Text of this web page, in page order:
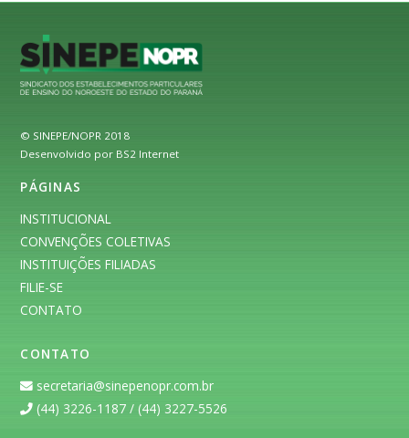
© SINEPE/NOPR 2018
Desenvolvido por BS2 Internet
PÁGINAS
INSTITUCIONAL
CONVENÇÕES COLETIVAS
INSTITUIÇÕES FILIADAS
FILIE-SE
CONTATO
CONTATO
secretaria@sinepenopr.com.br
(44) 3226-1187 / (44) 3227-5526